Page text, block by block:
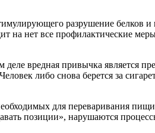
разрушение белков
на нет все профилактические
вредная привычка является
либо снова берется за
для переваривания
позиции», нарушаются